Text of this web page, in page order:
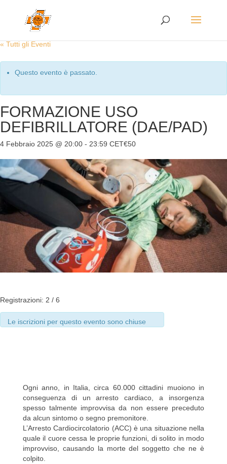
« Tutti gli Eventi
Questo evento è passato.
FORMAZIONE USO
DEFIBRILLATORE (DAE/PAD)
4 Febbraio 2025 @ 20:00 - 23:59 CET€50
Registrazioni: 2 / 6
Le iscrizioni per questo evento sono chiuse
Ogni anno, in Italia, circa 60.000 cittadini muoiono in
conseguenza di un arresto cardiaco, a insorgenza
spesso talmente improvvisa da non essere preceduto
da alcun sintomo o segno premonitore.
L’Arresto Cardiocircolatorio (ACC) è una situazione nella
quale il cuore cessa le proprie funzioni, di solito in modo
improvviso, causando la morte del soggetto che ne è
colpito.